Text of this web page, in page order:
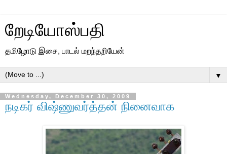
றேடியோஸ்பதி
தமிழோடு இசை, பாடல் மறந்தறியேன்
▼
Wednesday, December 30, 2009
நடிகர் விஷ்ணுவர்த்தன் நினைவாக